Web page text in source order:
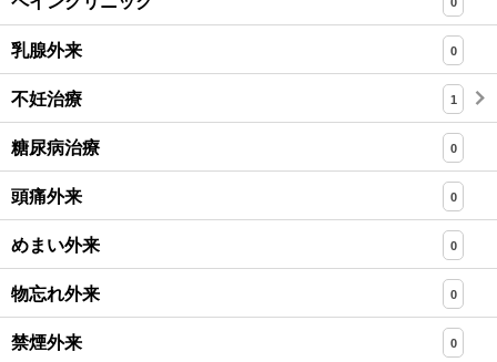
乳腺外来 0
不妊治療 1
糖尿病治療 0
頭痛外来 0
めまい外来 0
物忘れ外来 0
禁煙外来 0